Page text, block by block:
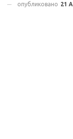
опубликовано 21